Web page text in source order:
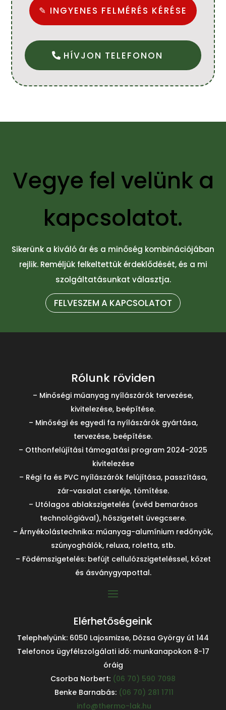
✎ INGYENES FELMÉRÉS KÉRÉSE
HÍVJON TELEFONON
Vegye fel velünk a
kapcsolatot.
Sikerünk a kiváló ár és a minőség kombinációjában
rejlik. Reméljük felkeltettük érdeklődését, és a mi
szolgáltatásunkat választja.
FELVESZEM A KAPCSOLATOT
Rólunk röviden
– Minőségi műanyag nyílászárók tervezése,
kivitelezése, beépítése.
– Minőségi és egyedi fa nyílászárók gyártása,
tervezése, beépítése.
– Otthonfelújítási támogatási program 2024-2025
kivitelezése
– Régi fa és PVC nyílászárók felújítása, passzítása,
zár-vasalat cseréje, tömítése.
– Utólagos ablakszigetelés (svéd bemarásos
technológiával), hőszigetelt üvegcsere.
– Árnyékolástechnika: műanyag-alumínium redőnyök,
szúnyoghálók, reluxa, roletta, stb.
– Födémszigetelés: befújt cellulózszigeteléssel, kőzet
és ásványgyapottal.
Elérhetőségeink
Telephelyünk: 6050 Lajosmizse, Dózsa György út 144
Telefonos ügyfélszolgálati idő: munkanapokon 8-17
óráig
Csorba Norbert: (06 70) 590 7098
Benke Barnabás: (06 70) 281 1711
info@thermo-lak.hu